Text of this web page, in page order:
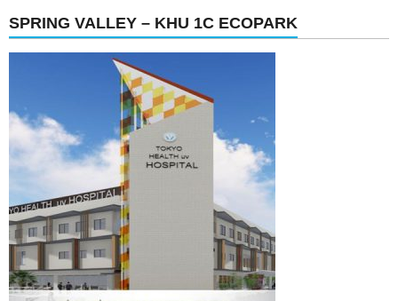
SPRING VALLEY – KHU 1C ECOPARK